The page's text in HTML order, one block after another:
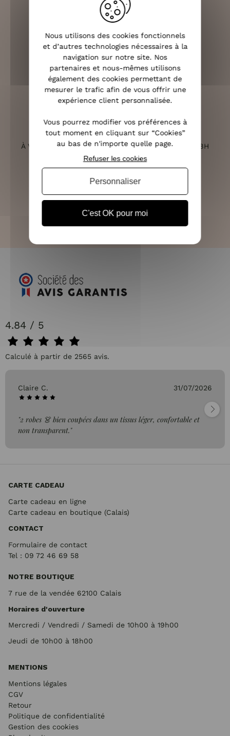
LIVRAISON RAPIDE
OFFERTE DÈS 70€
RETOURS SOUS 14 JOURS
(VOIR LES CONDITIONS)
SERVICE CLIENT
À VOTRE ÉCOUTE DU LUNDI AU SAMEDI DE 10H À 18H
PAIEMENT 100% SÉCURISÉ
CB, PAYPAL, APPLE PAY ET 3X SANS FRAIS
4.84 / 5
Calculé à partir de 2565 avis.
Claire C. 31/07/2026
"2 robes 👗 bien coupées dans un tissus léger, confortable et
non transparent."
CARTE CADEAU
Carte cadeau en ligne
Carte cadeau en boutique (Calais)
CONTACT
Formulaire de contact
Tel : 09 72 46 69 58
NOTRE BOUTIQUE
7 rue de la vendée 62100 Calais
Horaires d'ouverture
Mercredi / Vendredi / Samedi de 10h00 à 19h00
Jeudi de 10h00 à 18h00
MENTIONS
Mentions légales
CGV
Retour
Politique de confidentialité
Gestion des cookies
Nous utilisons des cookies fonctionnels
et d’autres technologies nécessaires à la
navigation sur notre site. Nos
partenaires et nous-mêmes utilisons
également des cookies permettant de
mesurer le trafic afin de vous offrir une
expérience client personnalisée.
Vous pourrez modifier vos préférences à
tout moment en cliquant sur “Cookies”
au bas de n'importe quelle page.
C'est OK pour moi
Refuser les cookies
Personnaliser